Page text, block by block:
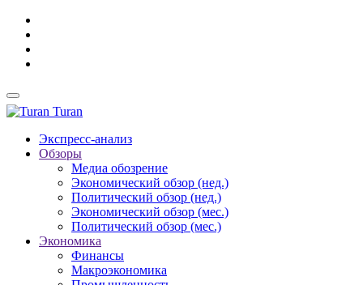
Turan
Экспресс-анализ
Обзоры
Медиа обозрение
Экономический обзор (нед.)
Политический обзор (нед.)
Экономический обзор (мес.)
Политический обзор (мес.)
Экономика
Финансы
Макроэкономика